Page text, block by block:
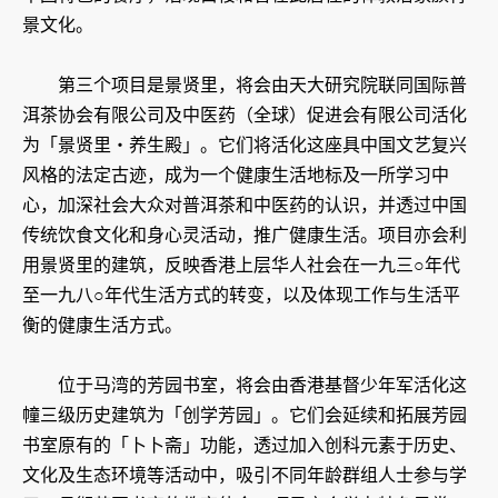
景文化。
第三个项目是景贤里，将会由天大研究院联同国际普
洱茶协会有限公司及中医药（全球）促进会有限公司活化
为「景贤里‧养生殿」。它们将活化这座具中国文艺复兴
风格的法定古迹，成为一个健康生活地标及一所学习中
心，加深社会大众对普洱茶和中医药的认识，并透过中国
传统饮食文化和身心灵活动，推广健康生活。项目亦会利
用景贤里的建筑，反映香港上层华人社会在一九三○年代
至一九八○年代生活方式的转变，以及体现工作与生活平
衡的健康生活方式。
位于马湾的芳园书室，将会由香港基督少年军活化这
幢三级历史建筑为「创学芳园」。它们会延续和拓展芳园
书室原有的「卜卜斋」功能，透过加入创科元素于历史、
文化及生态环境等活动中，吸引不同年龄群组人士参与学